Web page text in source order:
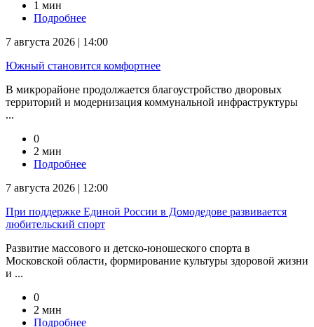
1 мин
Подробнее
7 августа 2026 | 14:00
Южный становится комфортнее
В микрорайоне продолжается благоустройство дворовых
территорий и модернизация коммунальной инфраструктуры
...
0
2 мин
Подробнее
7 августа 2026 | 12:00
При поддержке Единой России в Домодедове развивается
любительский спорт
Развитие массового и детско-юношеского спорта в
Московской области, формирование культуры здоровой жизни
и ...
0
2 мин
Подробнее